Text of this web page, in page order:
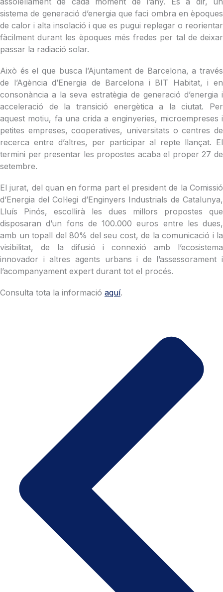
sistema de generació d’energia que faci ombra en èpoques
de calor i alta insolació i que es pugui replegar o reorientar
fàcilment durant les èpoques més fredes per tal de deixar
passar la radiació solar.
Això és el que busca l’Ajuntament de Barcelona, a través
de l’Agència d’Energia de Barcelona i BIT Habitat, i en
consonància a la seva estratègia de generació d’energia i
acceleració de la transició energètica a la ciutat. Per
aquest motiu, fa una crida a enginyeries, microempreses i
petites empreses, cooperatives, universitats o centres de
recerca entre d’altres, per participar al repte llançat. El
termini per presentar les propostes acaba el proper 27 de
setembre.
El jurat, del quan en forma part el president de la Comissió
d’Energia del Col·legi d’Enginyers Industrials de Catalunya,
Lluís Pinós, escollirà les dues millors propostes que
disposaran d’un fons de 100.000 euros entre les dues,
amb un topall del 80% del seu cost, de la comunicació i la
visibilitat, de la difusió i connexió amb l’ecosistema
innovador i altres agents urbans i de l’assessorament i
l’acompanyament expert durant tot el procés.
Consulta tota la informació aquí.